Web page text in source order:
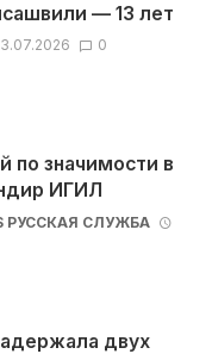
— 13 лет
0
по значимости в
ИГИЛ
РУССКАЯ СЛУЖБА
двух